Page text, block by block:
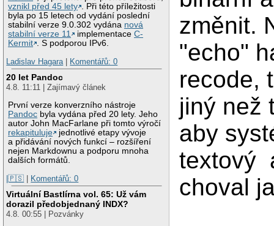
vznikl před 45 lety . Při této příležitosti
byla po 15 letech od vydání poslední
stabilní verze 9.0.302 vydána nová
stabilní verze 11
implementaceC-
Kermit . S podporou IPv6.
Ladislav Hagara | Komentářů: 0
20 let Pandoc
4.8. 11:11 | Zajímavý článek
První verze konverzního nástroje
Pandoc byla vydána před 20 lety. Jeho
autor John MacFarlane při tomto výročí
rekapituluje
jednotlivé etapy vývoje
a přidávání nových funkcí – rozšíření
nejen Markdownu a podporu mnoha
dalších formátů.
|🇵🇸 | Komentářů: 0
Virtuální Bastlírna vol. 65: Už vám
dorazil předobjednaný INDX?
4.8. 00:55 | Pozvánky
změnit.
"echo"
recode,
jiný než
aby
textový
choval